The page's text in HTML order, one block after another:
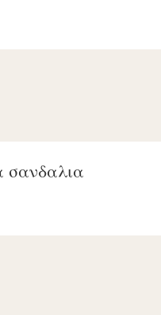
σανδαλια